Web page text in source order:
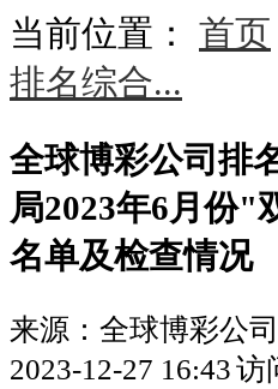
当前位置： 首页
排名综合...
全球博彩公司排
局2023年6月份"
名单及检查情况
来源：全球博彩公
2023-12-27 16:43访